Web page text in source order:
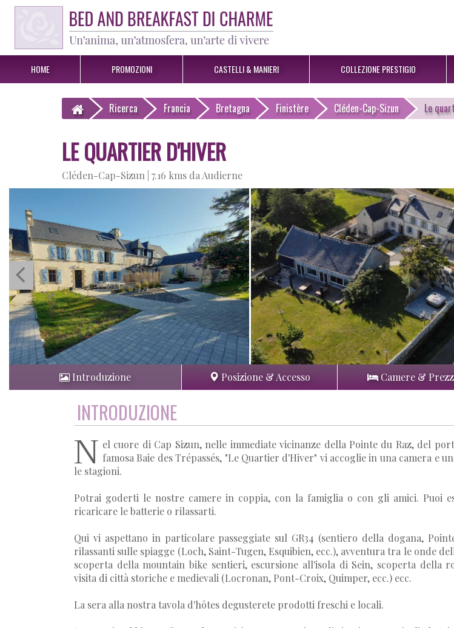
HOME PROMOZIONI CASTELLI & MANIERI COLLEZIONE PRESTIGIO
Ricerca Francia Bretagna Finistère Cléden-Cap-Sizun Le
LE QUARTIER D'HIVER
Cléden-Cap-Sizun | 7.16 kms da Audierne
Introduzione Posizione & Accesso Camere &
INTRODUZIONE
N el cuore di Cap Sizun, nelle immediate vicinanze della Pointe du Raz, del
famosa Baie des Trépassés, "Le Quartier d'Hiver" vi accoglie in una camera e
le stagioni.
Potrai goderti le nostre camere in coppia, con la famiglia o con gli amici. Puoi
ricaricare le batterie o rilassarti.
Qui vi aspettano in particolare passeggiate sul GR34 (sentiero della dogana,
rilassanti sulle spiagge (Loch, Saint-Tugen, Esquibien, ecc.), avventura tra le onde
scoperta della mountain bike sentieri, escursione all'isola di Sein, scoperta della
visita di città storiche e medievali (Locronan, Pont-Croix, Quimper, ecc.) ecc.
La sera alla nostra tavola d'hôtes degusterete prodotti freschi e locali.